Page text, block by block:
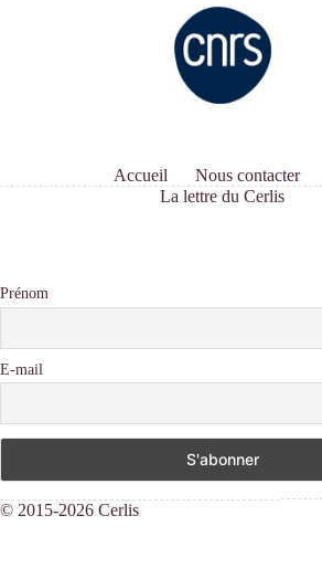
Accueil Nous contacter
La lettre du Cerlis
Prénom
E-mail
© 2015-2026 Cerlis